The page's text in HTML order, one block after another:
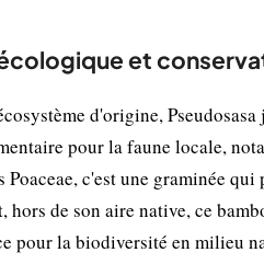
et
d'origine,
pour la faune locale,
Poaceae, c'est une graminée
hors de son aire native, ce
pour la biodiversité en milieu